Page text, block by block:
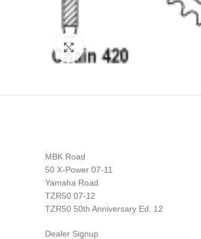
Click to enlarge
MBK Road
50 X-Power 07-11
Yamaha Road
TZR50 07-12
TZR50 50th Anniversary Ed. 12
Dealer Signup